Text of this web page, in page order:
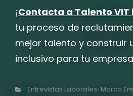
¡Contacta a Talento VIT
tu proceso de
mejor talento y construir
inclusivo para tu
Categorías
Entrevistas Laborales Marca